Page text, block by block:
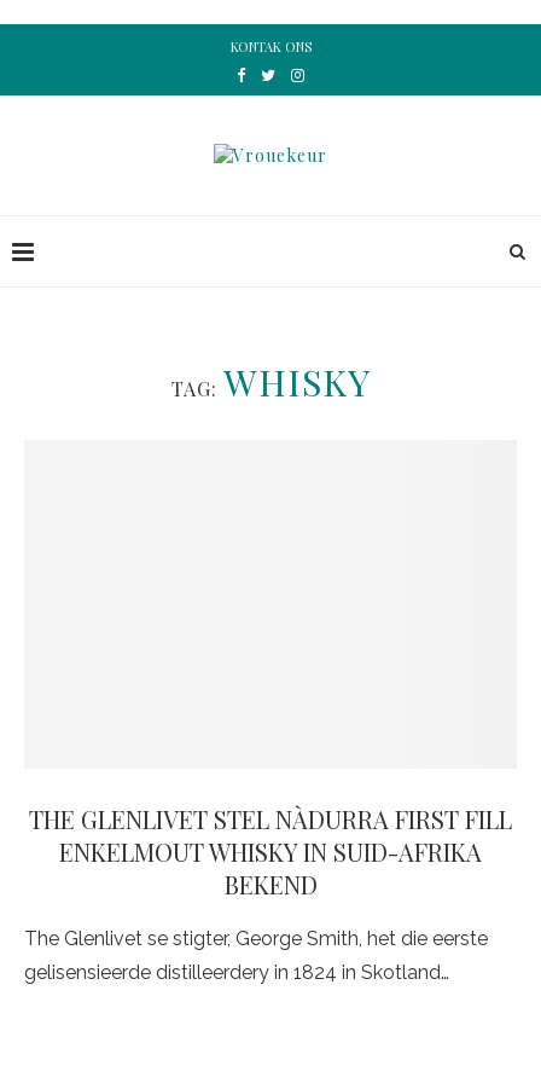
KONTAK ONS
TAG: WHISKY
THE GLENLIVET STEL NÀDURRA FIRST FILL
ENKELMOUT WHISKY IN SUID-AFRIKA
BEKEND
The Glenlivet se stigter, George Smith, het die eerste
gelisensieerde distilleerdery in 1824 in Skotland…